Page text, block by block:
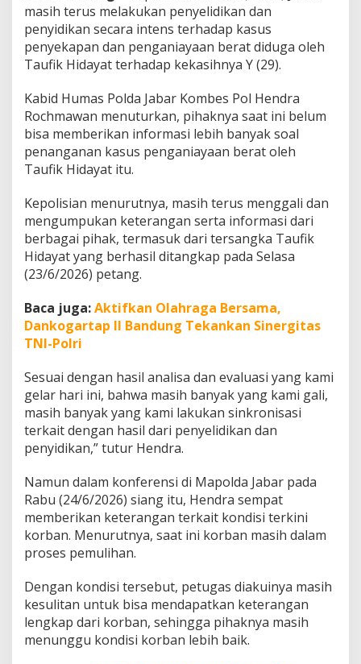
T
a
u
f
i
H
i
d
a
y
a
t
a
s
P
e
a
n
a
a
n
B
e
r
t
T
e
r
h
a
p
K
e
k
masih terus melakukan penyelidikan dan
penyidikan secara intens terhadap kasus
penyekapan dan penganiayaan berat diduga oleh
Taufik Hidayat terhadap kekasihnya Y (29).
Kabid Humas Polda Jabar Kombes Pol Hendra
Rochmawan menuturkan, pihaknya saat ini belum
bisa memberikan informasi lebih banyak soal
penanganan kasus penganiayaan berat oleh
Taufik Hidayat itu.
Kepolisian menurutnya, masih terus menggali dan
mengumpukan keterangan serta informasi dari
berbagai pihak, termasuk dari tersangka Taufik
Hidayat yang berhasil ditangkap pada Selasa
(23/6/2026) petang.
Baca juga:Aktifkan Olahraga Bersama,
Dankogartap II Bandung Tekankan Sinergitas
TNI-Polri
Sesuai dengan hasil analisa dan evaluasi yang kami
gelar hari ini, bahwa masih banyak yang kami gali,
masih banyak yang kami lakukan sinkronisasi
terkait dengan hasil dari penyelidikan dan
penyidikan,” tutur Hendra.
Namun dalam konferensi di Mapolda Jabar pada
Rabu (24/6/2026) siang itu, Hendra sempat
memberikan keterangan terkait kondisi terkini
korban. Menurutnya, saat ini korban masih dalam
proses pemulihan.
Dengan kondisi tersebut, petugas diakuinya masih
kesulitan untuk bisa mendapatkan keterangan
lengkap dari korban, sehingga pihaknya masih
menunggu kondisi korban lebih baik.